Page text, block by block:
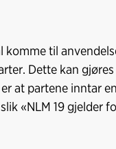
til
Dette kan
at partene inntar
«NLM 19 gjelder